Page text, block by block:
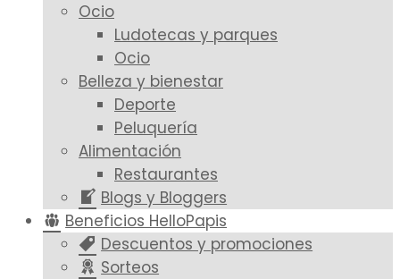
Ocio
Ludotecas y parques
Ocio
Belleza y bienestar
Deporte
Peluquería
Alimentación
Restaurantes
Blogs y Bloggers
Beneficios HelloPapis
Descuentos y promociones
Sorteos